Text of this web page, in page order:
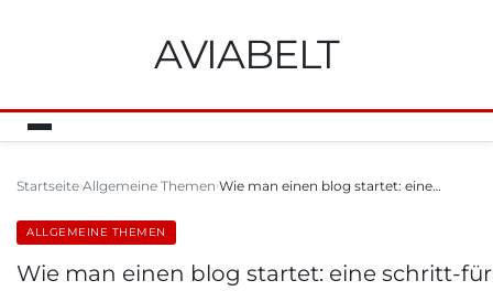
AVIABELT
Startseite Allgemeine Themen Wie man einen blog startet: eine…
ALLGEMEINE THEMEN
Wie man einen blog startet: eine schritt-